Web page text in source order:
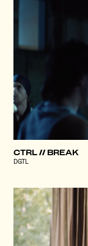
CTRL // BREAK
DGTL